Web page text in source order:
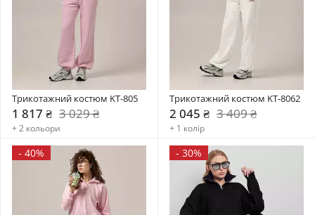
Трикотажний костюм KT-805
1 817 ₴ 3 029 ₴
+ 2 кольори
Трикотажний костюм KT-8062
2 045 ₴ 3 409 ₴
+ 1 колір
- 40% - 30%